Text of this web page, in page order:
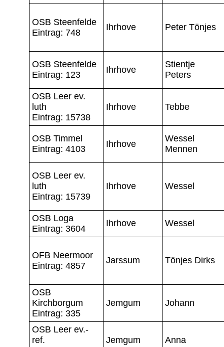
OSB Steenfelde
Eintrag: 748
Ihrhove Peter Tönjes
OSB Steenfelde
Eintrag: 123
Ihrhove
Stientje
Peters
OSB Leer ev.
luth
Eintrag: 15738
Ihrhove Tebbe
OSB Timmel
Eintrag: 4103
Ihrhove
Wessel
Mennen
OSB Leer ev.
luth
Eintrag: 15739
Ihrhove Wessel
OSB Loga
Eintrag: 3604
Ihrhove Wessel
OFB Neermoor
Eintrag: 4857
Jarssum Tönjes Dirks
OSB
Kirchborgum
Eintrag: 335
Jemgum Johann
OSB Leer ev.-
ref.
Jemgum Anna